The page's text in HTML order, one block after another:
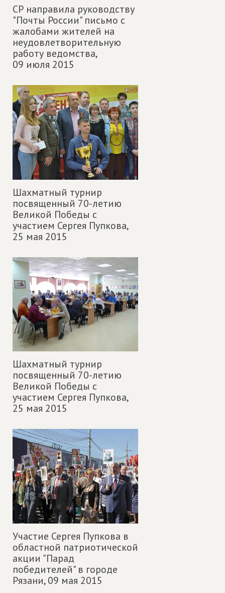
СР направила руководству
"Почты России" письмо с
жалобами жителей на
неудовлетворительную
работу ведомства,
09 июля 2015
Шахматный турнир
посвященный 70-летию
Великой Победы с
участием Сергея Пупкова,
25 мая 2015
Шахматный турнир
посвященный 70-летию
Великой Победы с
участием Сергея Пупкова,
25 мая 2015
Участие Сергея Пупкова в
областной патриотической
акции "Парад
победителей" в городе
Рязани,09 мая 2015